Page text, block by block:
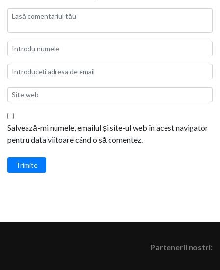
Salvează-mi numele, emailul și site-ul web în acest navigator
pentru data viitoare când o să comentez.
Trimite
Partenerii nostri: